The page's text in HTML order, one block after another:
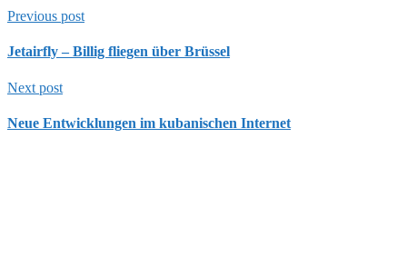
Previous post
Jetairfly – Billig fliegen über Brüssel
Next post
Neue Entwicklungen im kubanischen Internet